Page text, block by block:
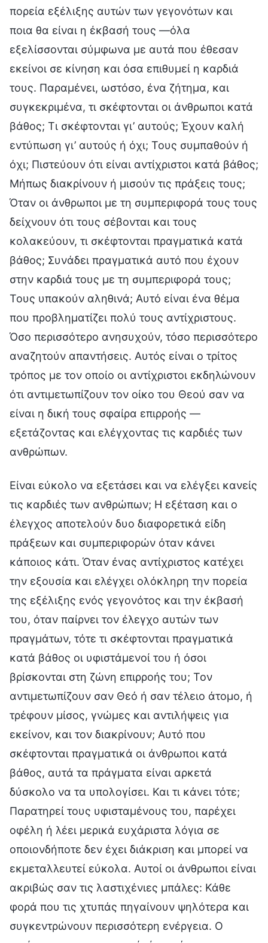
πορεία εξέλιξης αυτών των γεγονότων και
ποια θα είναι η έκβασή τους —όλα
εξελίσσονται σύμφωνα με αυτά που έθεσαν
εκείνοι σε κίνηση και όσα επιθυμεί η καρδιά
τους. Παραμένει, ωστόσο, ένα ζήτημα, και
συγκεκριμένα, τι σκέφτονται οι άνθρωποι κατά
βάθος; Τι σκέφτονται γι’ αυτούς; Έχουν καλή
εντύπωση γι’ αυτούς ή όχι; Τους συμπαθούν ή
όχι; Πιστεύουν ότι είναι αντίχριστοι κατά βάθος;
Μήπως διακρίνουν ή μισούν τις πράξεις τους;
Όταν οι άνθρωποι με τη συμπεριφορά τους τους
δείχνουν ότι τους σέβονται και τους
κολακεύουν, τι σκέφτονται πραγματικά κατά
βάθος; Συνάδει πραγματικά αυτό που έχουν
στην καρδιά τους με τη συμπεριφορά τους;
Τους υπακούν αληθινά; Αυτό είναι ένα θέμα
που προβληματίζει πολύ τους αντίχριστους.
Όσο περισσότερο ανησυχούν, τόσο περισσότερο
αναζητούν απαντήσεις. Αυτός είναι ο τρίτος
τρόπος με τον οποίο οι αντίχριστοι εκδηλώνουν
ότι αντιμετωπίζουν τον οίκο του Θεού σαν να
είναι η δική τους σφαίρα επιρροής —
εξετάζοντας και ελέγχοντας τις καρδιές των
ανθρώπων.
Είναι εύκολο να εξετάσει και να ελέγξει κανείς
τις καρδιές των ανθρώπων; Η εξέταση και ο
έλεγχος αποτελούν δυο διαφορετικά είδη
πράξεων και συμπεριφορών όταν κάνει
κάποιος κάτι. Όταν ένας αντίχριστος κατέχει
την εξουσία και ελέγχει ολόκληρη την πορεία
της εξέλιξης ενός γεγονότος και την έκβασή
του, όταν παίρνει τον έλεγχο αυτών των
πραγμάτων, τότε τι σκέφτονται πραγματικά
κατά βάθος οι υφιστάμενοί του ή όσοι
βρίσκονται στη ζώνη επιρροής του; Τον
αντιμετωπίζουν σαν Θεό ή σαν τέλειο άτομο, ή
τρέφουν μίσος, γνώμες και αντιλήψεις για
εκείνον, και τον διακρίνουν; Αυτό που
σκέφτονται πραγματικά οι άνθρωποι κατά
βάθος, αυτά τα πράγματα είναι αρκετά
δύσκολο να τα υπολογίσει. Και τι κάνει τότε;
Παρατηρεί τους υφισταμένους του, παρέχει
οφέλη ή λέει μερικά ευχάριστα λόγια σε
οποιονδήποτε δεν έχει διάκριση και μπορεί να
εκμεταλλευτεί εύκολα. Αυτοί οι άνθρωποι είναι
ακριβώς σαν τις λαστιχένιες μπάλες: Κάθε
φορά που τις χτυπάς πηγαίνουν ψηλότερα και
συγκεντρώνουν περισσότερη ενέργεια. Ο